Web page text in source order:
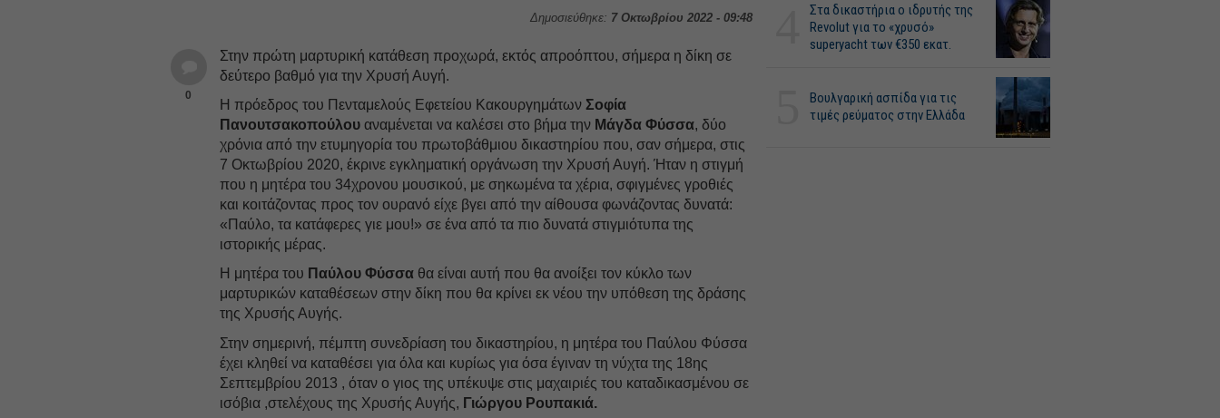
Δημοσιεύθηκε: 7 Οκτωβρίου 2022 - 09:48
0
Στην πρώτη μαρτυρική κατάθεση προχωρά, εκτός απροόπτου, σήμερα η δίκη σε
δεύτερο βαθμό για την Χρυσή Αυγή.
Η πρόεδρος του Πενταμελούς Εφετείου ΚακουργημάτωνΣοφία
Πανουτσακοπούλου αναμένεται να καλέσει στο βήμα την Μάγδα Φύσσα, δύο
χρόνια από την ετυμηγορία του πρωτοβάθμιου δικαστηρίου που, σαν σήμερα, στις
7 Οκτωβρίου 2020, έκρινε εγκληματική οργάνωση την Χρυσή Αυγή. Ήταν η στιγμή
που η μητέρα του 34χρονου μουσικού, με σηκωμένα τα χέρια, σφιγμένες γροθιές
και κοιτάζοντας προς τον ουρανό είχε βγει από την αίθουσα φωνάζοντας δυνατά:
«Παύλο, τα κατάφερες γιε μου!» σε ένα από τα πιο δυνατά στιγμιότυπα της
ιστορικής μέρας.
Η μητέρα του Παύλου Φύσσα θα είναι αυτή που θα ανοίξει τον κύκλο των
μαρτυρικών καταθέσεων στην δίκη που θα κρίνει εκ νέου την υπόθεση της δράσης
της Χρυσής Αυγής.
Στην σημερινή, πέμπτη συνεδρίαση του δικαστηρίου, η μητέρα του Παύλου Φύσσα
έχει κληθεί να καταθέσει για όλα και κυρίως για όσα έγιναν τη νύχτα της 18ης
Σεπτεμβρίου 2013 , όταν ο γιος της υπέκυψε στις μαχαιριές του καταδικασμένου σε
ισόβια ,στελέχους της Χρυσής Αυγής, Γιώργου Ρουπακιά.
Στα δικαστήρια ο ιδρυτής της
Revolut για το «χρυσό»
superyacht των €350 εκατ.
Βουλγαρική ασπίδα για τις
τιμές ρεύματος στην Ελλάδα